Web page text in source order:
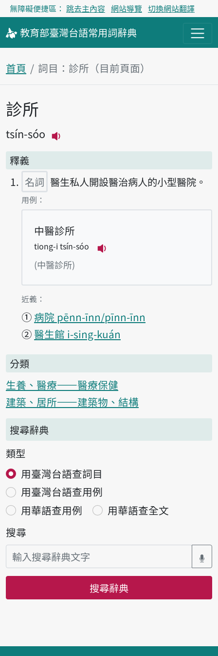
無障礙便捷區： 跳去主內容 網站導覽 切換網站翻譯
教育部臺灣台語常用詞辭典
首頁 詞目：診所（目前頁面）
主內容區塊
診所
tsín-sóo
釋義
名詞 醫生私人開設醫治病人的小型醫院。
第1項釋義的
用例：
中醫診所
tiong-i tsín-sóo
(中醫診所)
第1項釋義的
近義：
① 病院 pēnn-īnn/pīnn-īnn
② 醫生館 i-sing-kuán
分類
生養、醫療——醫療保健
建築、居所——建築物、結構
搜尋辭典
類型
用臺灣台語查詞目
用臺灣台語查用例
用華語查用例
用華語查全文
搜尋
搜尋辭典